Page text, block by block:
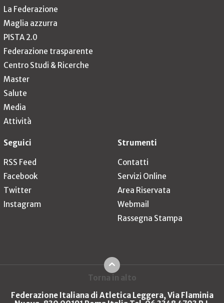
La Federazione
Maglia azzurra
PISTA 2.0
Federazione trasparente
Centro Studi & Ricerche
Master
Salute
Media
Attività
Seguici
RSS Feed
Facebook
Twitter
Instagram
Strumenti
Contatti
Servizi Online
Area Riservata
Webmail
Rassegna Stampa
Torna in alto
Federazione Italiana di Atletica Leggera, Via Flaminia